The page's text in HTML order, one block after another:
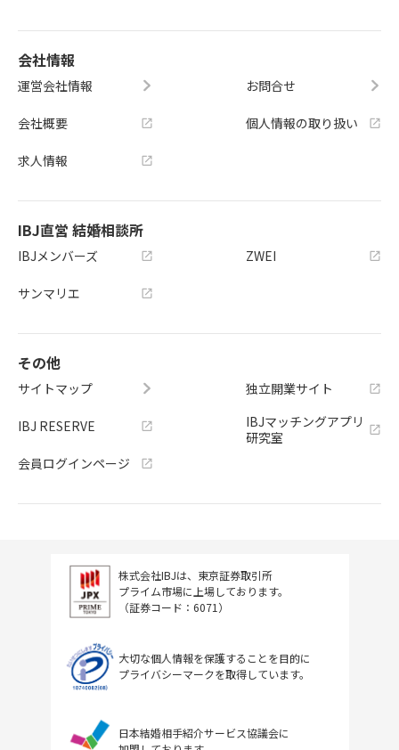
会社情報
運営会社情報
会社概要
求人情報
お問合せ
個人情報の取り扱い
IBJ直営 結婚相談所
IBJメンバーズ
サンマリエ
ZWEI
その他
サイトマップ
IBJ RESERVE
会員ログインページ
独立開業サイト
IBJマッチングアプリ
研究室
株式会社IBJは、東京証券取引所
プライム市場に上場しております。
（証券コード：6071）
大切な個人情報を保護することを目的に
プライバシーマークを取得しています。
日本結婚相手紹介サービス協議会に